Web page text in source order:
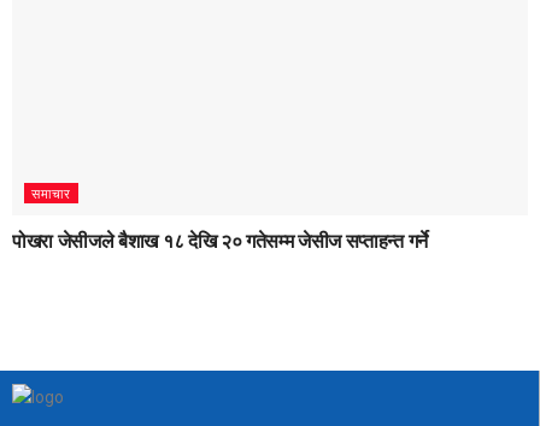
समाचार
पोखरा जेसीजले बैशाख १८ देखि २० गतेसम्म जेसीज सप्ताहन्त गर्ने